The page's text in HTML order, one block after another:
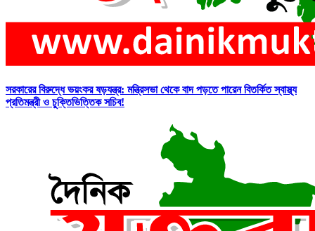
সরকারের বিরুদ্ধে ভয়ংকর ষড়যন্ত্র: মন্ত্রিসভা থেকে বাদ পড়তে পারেন বিতর্কিত স্বাস্থ্য
প্রতিমন্ত্রী ও চুক্তিভিত্তিক সচিব!